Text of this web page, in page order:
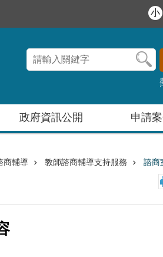
小
政府資訊公開 申請
商輔導 教師諮商輔導支持服務 諮商